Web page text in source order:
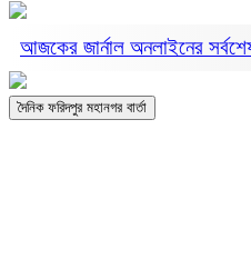
আজকের জার্নাল অনলাইনের
দৈনিক ফরিদপুর মহানগর বার্তা